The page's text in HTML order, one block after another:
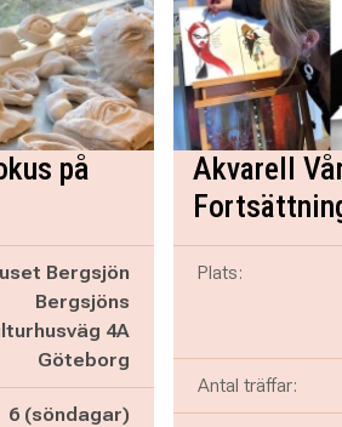
på
Bergsjön
Bergsjöns
4A
Göteborg
6 (söndagar)
Akvarell
Plats:
Antal träffar: